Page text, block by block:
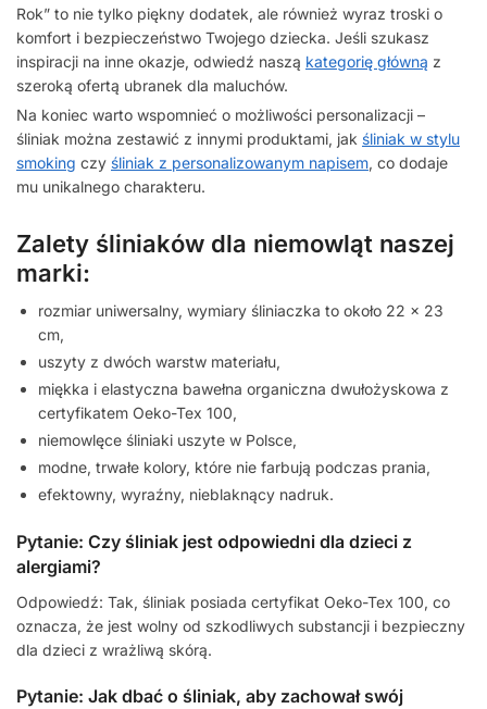
Rok” to nie tylko piękny dodatek, ale również wyraz troski o
komfort i bezpieczeństwo Twojego dziecka. Jeśli szukasz
inspiracji na inne okazje, odwiedź naszą kategorię główną z
szeroką ofertą ubranek dla maluchów.
Na koniec warto wspomnieć o możliwości personalizacji –
śliniak można zestawić z innymi produktami, jak śliniak w stylu
smoking czy śliniak z personalizowanym napisem, co dodaje
mu unikalnego charakteru.
Zalety śliniaków dla niemowląt naszej
marki:
rozmiar uniwersalny, wymiary śliniaczka to około 22 x 23
cm,
uszyty z dwóch warstw materiału,
miękka i elastyczna bawełna organiczna dwułożyskowa z
certyfikatem Oeko-Tex 100,
niemowlęce śliniaki uszyte w Polsce,
modne, trwałe kolory, które nie farbują podczas prania,
efektowny, wyraźny, nieblaknący nadruk.
Pytanie: Czy śliniak jest odpowiedni dla dzieci z
alergiami?
Odpowiedź: Tak, śliniak posiada certyfikat Oeko-Tex 100, co
oznacza, że jest wolny od szkodliwych substancji i bezpieczny
dla dzieci z wrażliwą skórą.
Pytanie: Jak dbać o śliniak, aby zachował swój